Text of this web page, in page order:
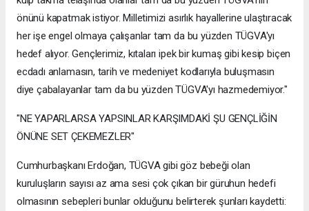
önünü kapatmak istiyor. Milletimizi asırlık hayallerine ulaştıracak
her işe engel olmaya çalışanlar tam da bu yüzden TÜGVA'yı
hedef alıyor. Gençlerimiz, kıtaları ipek bir kumaş gibi kesip biçen
ecdadı anlamasın, tarih ve medeniyet kodlarıyla buluşmasın
diye çabalayanlar tam da bu yüzden TÜGVA'yı hazmedemiyor."
"NE YAPARLARSA YAPSINLAR KARŞIMDAKİ ŞU GENÇLİĞİN
ÖNÜNE SET ÇEKEMEZLER"
Cumhurbaşkanı Erdoğan, TÜGVA gibi göz bebeği olan
kuruluşların sayısı az ama sesi çok çıkan bir güruhun hedefi
olmasının sebepleri bunlar olduğunu belirterek şunları kaydetti: